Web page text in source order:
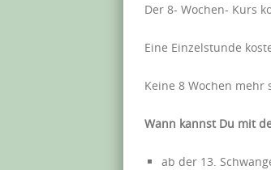
Der 8- Wochen- Kurs
Eine Einzelstunde
Keine 8 Wochen
Wann kannst Du mit
ab der 13.